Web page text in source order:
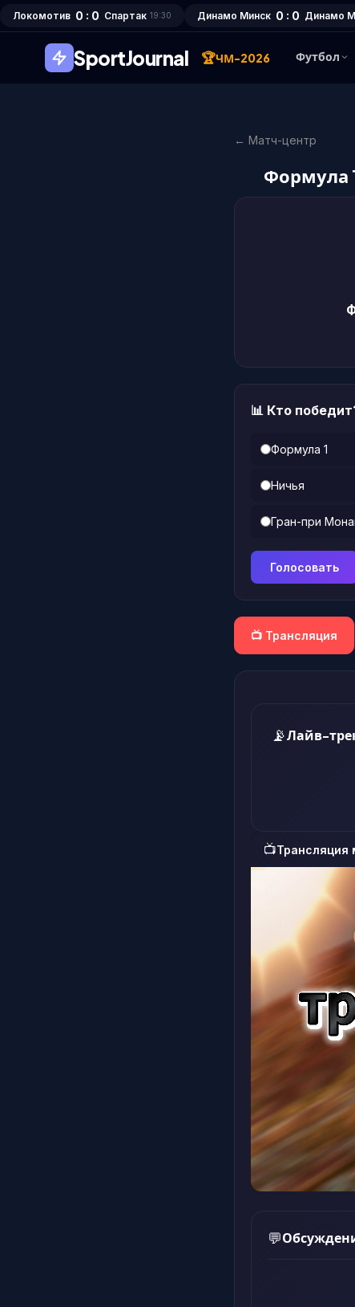
Локомотив 0 : 0 Спартак 19:30 Динамо Минск 0 : 0 Динамо
SportJournal 🏆ЧМ-2026 Футбол
← Матч-центр
Формула
📊 Кто
Формула 1
Ничья
Гран-при
Голосовать
📺 Трансляция
📡Лайв-
📺Трансляция
💬